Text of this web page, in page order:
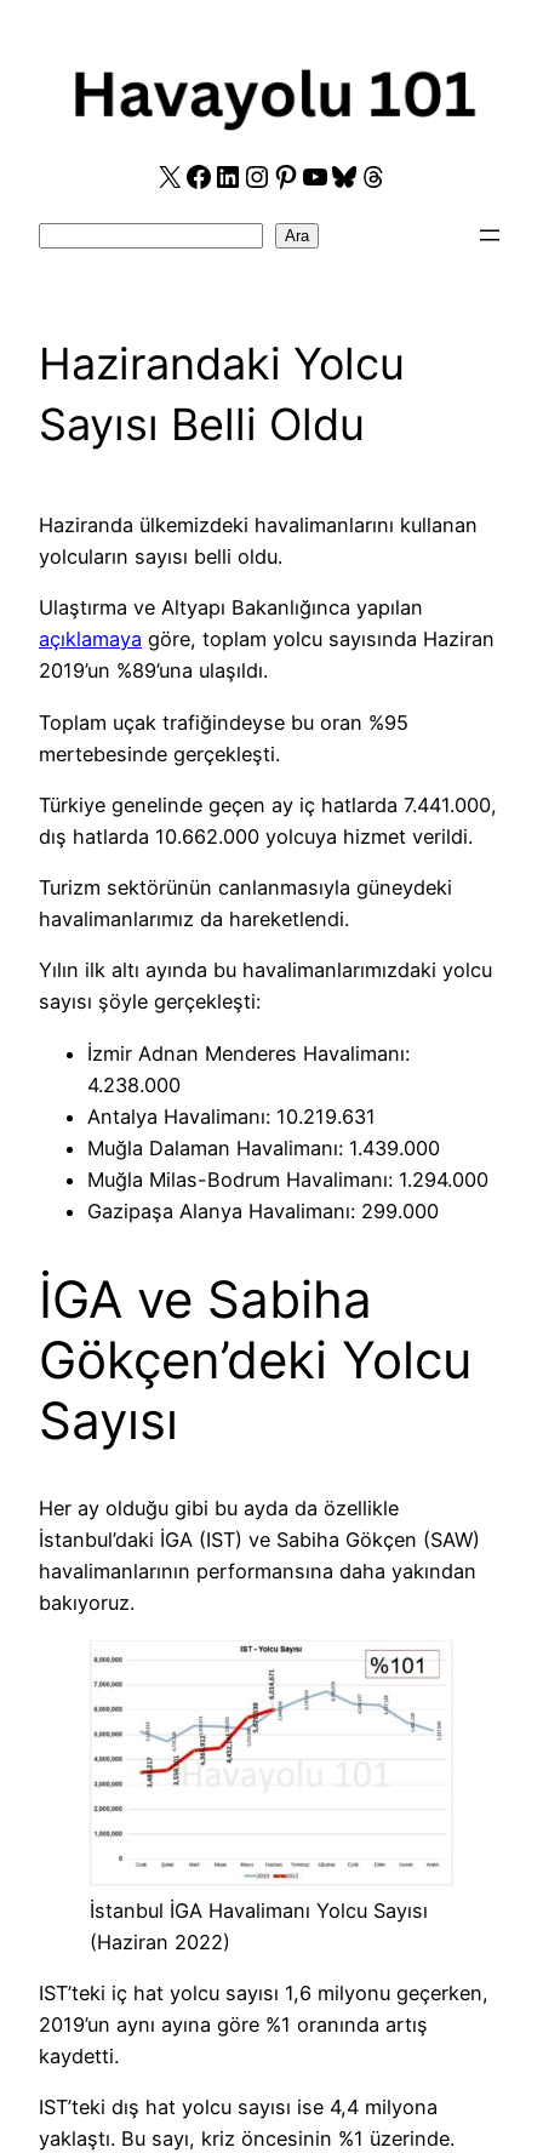
X Facebook
LinkedIn
Instagram
Pinterest
YouTube
Bluesky
Threads
Ara
Hazirandaki Yolcu
Sayısı Belli Oldu
Haziranda ülkemizdeki havalimanlarını kullanan
yolcuların sayısı belli oldu.
Ulaştırma ve Altyapı Bakanlığınca yapılan
açıklamaya göre, toplam yolcu sayısında Haziran
2019’un %89’una ulaşıldı.
Toplam uçak trafiğindeyse bu oran %95
mertebesinde gerçekleşti.
Türkiye genelinde geçen ay iç hatlarda 7.441.000,
dış hatlarda 10.662.000 yolcuya hizmet verildi.
Turizm sektörünün canlanmasıyla güneydeki
havalimanlarımız da hareketlendi.
Yılın ilk altı ayında bu havalimanlarımızdaki yolcu
sayısı şöyle gerçekleşti:
İzmir Adnan Menderes Havalimanı:
4.238.000
Antalya Havalimanı: 10.219.631
Muğla Dalaman Havalimanı: 1.439.000
Muğla Milas-Bodrum Havalimanı: 1.294.000
Gazipaşa Alanya Havalimanı: 299.000
İGA ve Sabiha
Gökçen’deki Yolcu
Sayısı
Her ay olduğu gibi bu ayda da özellikle
İstanbul’daki İGA (IST) ve Sabiha Gökçen (SAW)
havalimanlarının performansına daha yakından
bakıyoruz.
İstanbul İGA Havalimanı Yolcu Sayısı
(Haziran 2022)
IST’teki iç hat yolcu sayısı 1,6 milyonu geçerken,
2019’un aynı ayına göre %1 oranında artış
kaydetti.
IST’teki dış hat yolcu sayısı ise 4,4 milyona
yaklaştı. Bu sayı, kriz öncesinin %1 üzerinde.